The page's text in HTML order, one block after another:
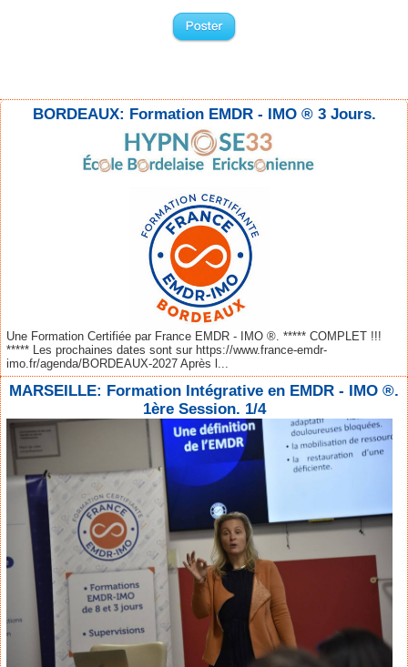
BORDEAUX: Formation EMDR - IMO ® 3 Jours.
Une Formation Certifiée par France EMDR - IMO ®. ***** COMPLET !!!
***** Les prochaines dates sont sur https://www.france-emdr-
imo.fr/agenda/BORDEAUX-2027 Après l...
MARSEILLE: Formation Intégrative en EMDR - IMO ®.
1ère Session. 1/4